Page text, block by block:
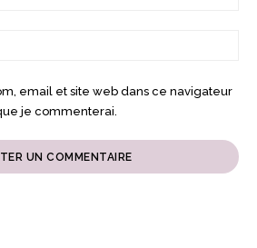
email et site web dans ce navigateur
je commenterai.